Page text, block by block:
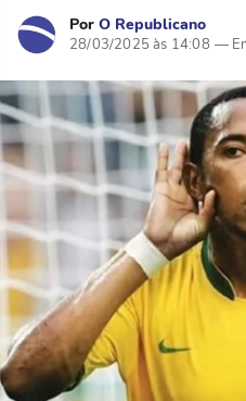
Por O Republicano
28/03/2025 às 14:08